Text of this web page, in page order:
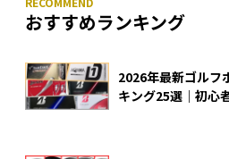
おすすめランキング
2026年最新ゴルフ
キング25選｜初心